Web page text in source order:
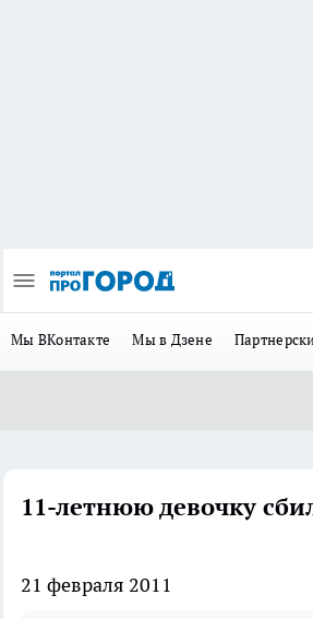
Мы ВКонтакте Мы в Дзене
11-летнюю девочку
21 февраля 2011